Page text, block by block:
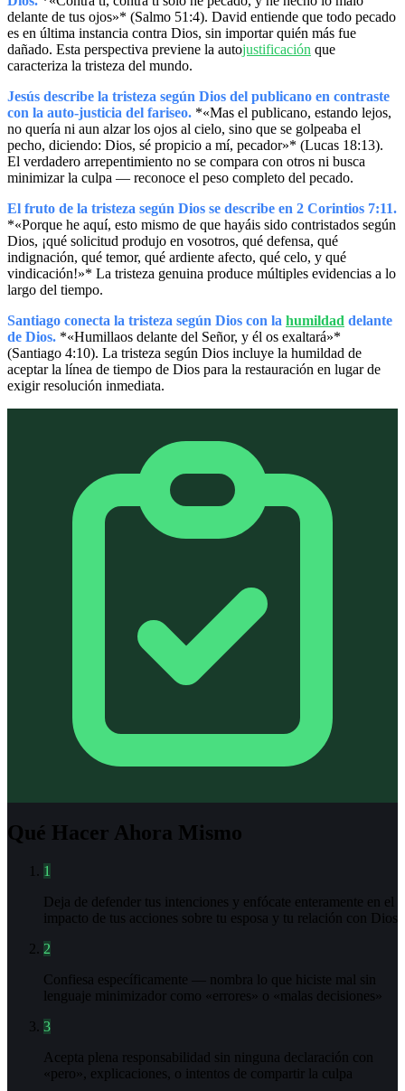
delante de tus ojos»* (Salmo 51:4). David entiende que todo pecado
es en última instancia contra Dios, sin importar quién más fue
dañado. Esta perspectiva previene la autojustificación que
caracteriza la tristeza del mundo.
Jesús describe la tristeza según Dios del publicano en contraste
con la auto-justicia del fariseo. *«Mas el publicano, estando lejos,
no quería ni aun alzar los ojos al cielo, sino que se golpeaba el
pecho, diciendo: Dios, sé propicio a mí, pecador»* (Lucas 18:13).
El verdadero arrepentimiento no se compara con otros ni busca
minimizar la culpa — reconoce el peso completo del pecado.
El fruto de la tristeza según Dios se describe en 2 Corintios 7:11.
*«Porque he aquí, esto mismo de que hayáis sido contristados según
Dios, ¡qué solicitud produjo en vosotros, qué defensa, qué
indignación, qué temor, qué ardiente afecto, qué celo, y qué
vindicación!»* La tristeza genuina produce múltiples evidencias a lo
largo del tiempo.
Santiago conecta la tristeza según Dios con la humildad delante
de Dios. *«Humillaos delante del Señor, y él os exaltará»*
(Santiago 4:10). La tristeza según Dios incluye la humildad de
aceptar la línea de tiempo de Dios para la restauración en lugar de
exigir resolución inmediata.
Qué Hacer Ahora Mismo
1
Deja de defender tus intenciones y enfócate enteramente en el
impacto de tus acciones sobre tu esposa y tu relación con Dios
2
Confiesa específicamente — nombra lo que hiciste mal sin
lenguaje minimizador como «errores» o «malas decisiones»
3
Acepta plena responsabilidad sin ninguna declaración con
«pero», explicaciones, o intentos de compartir la culpa